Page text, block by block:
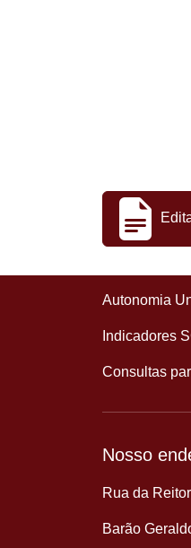
Autonomia
Indicadores
Consultas
Nosso
Rua da
Barão